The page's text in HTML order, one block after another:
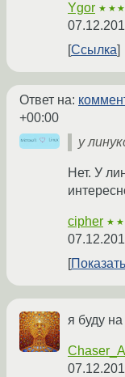
Ygor
Ссылка
Ответ на:
+00:00
у
Нет. У
cipher
я буду